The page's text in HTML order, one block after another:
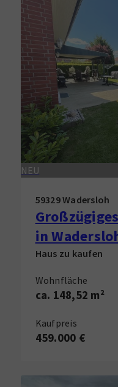
NEU
59329 Wadersloh
in
Haus zu kaufen
Wohnfläche
ca. 148,52 m²
Kaufpreis
459.000 €